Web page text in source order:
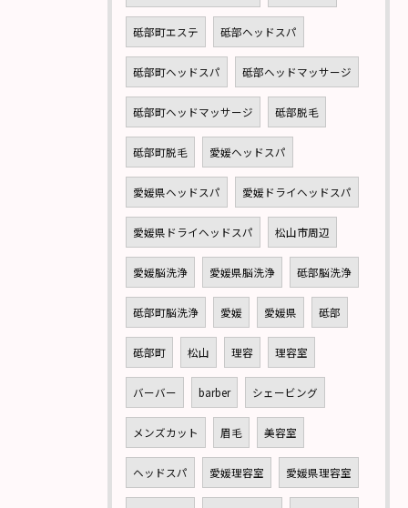
砥部町エステ 砥部ヘッドスパ
砥部町ヘッドスパ 砥部ヘッドマッサージ
砥部町ヘッドマッサージ 砥部脱毛
砥部町脱毛 愛媛ヘッドスパ
愛媛県ヘッドスパ 愛媛ドライヘッドスパ
愛媛県ドライヘッドスパ 松山市周辺
愛媛脳洗浄 愛媛県脳洗浄 砥部脳洗浄
砥部町脳洗浄 愛媛 愛媛県 砥部
砥部町 松山 理容 理容室
バーバー barber シェービング
メンズカット 眉毛 美容室
ヘッドスパ 愛媛理容室 愛媛県理容室